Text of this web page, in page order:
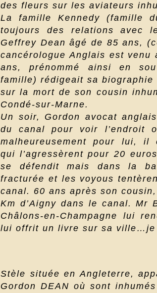
des fleurs sur les aviateurs
La famille Kennedy (famille
toujours des relations avec
Geffrey Dean âgé de 85 ans,
cancérologue Anglais est
ans, prénommé ainsi en
famille) rédigeait sa
sur la mort de son cousin
Condé-sur-Marne.
Un soir, Gordon avocat
du canal pour voir l’endroit
malheureusement pour lui,
qui l’agressèrent pour 20
se défendit mais dans la
fracturée et les voyous
canal. 60 ans après son
Km d’Aigny dans le canal. Mr
Châlons-en-Champagne lui
lui offrit un livre sur sa ville…je
Stèle située en Angleterre,
Gordon DEAN où sont